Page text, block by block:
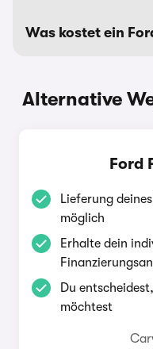
Was kostet ein
Alternative
Ford
Lieferung
möglich
Erhalte dein
Du
möchtest